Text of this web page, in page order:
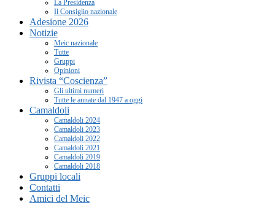
La Presidenza
Il Consiglio nazionale
Adesione 2026
Notizie
Meic nazionale
Tutte
Gruppi
Opinioni
Rivista “Coscienza”
Gli ultimi numeri
Tutte le annate dal 1947 a oggi
Camaldoli
Camaldoli 2024
Camaldoli 2023
Camaldoli 2022
Camaldoli 2021
Camaldoli 2019
Camaldoli 2018
Gruppi locali
Contatti
Amici del Meic